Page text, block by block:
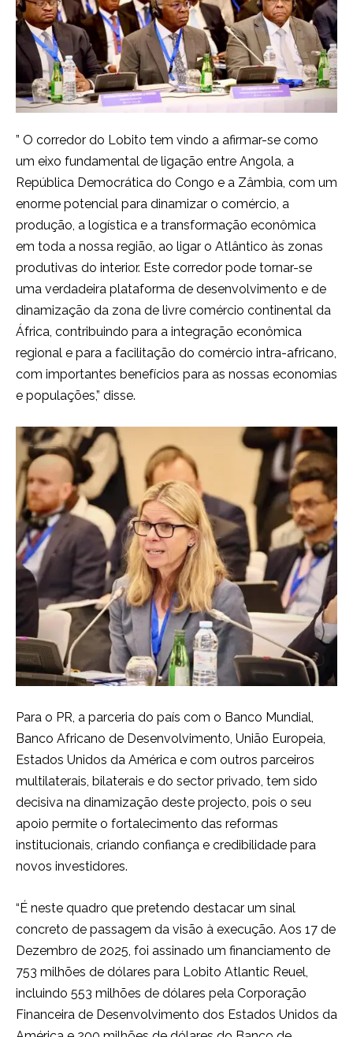
” O corredor do Lobito tem vindo a afirmar-se como
um eixo fundamental de ligação entre Angola, a
República Democrática do Congo e a Zâmbia, com um
enorme potencial para dinamizar o comércio, a
produção, a logística e a transformação econômica
em toda a nossa região, ao ligar o Atlântico às zonas
produtivas do interior. Este corredor pode tornar-se
uma verdadeira plataforma de desenvolvimento e de
dinamização da zona de livre comércio continental da
África, contribuindo para a integração econômica
regional e para a facilitação do comércio intra-africano,
com importantes benefícios para as nossas economias
e populações,” disse.
Para o PR, a parceria do país com o Banco Mundial,
Banco Africano de Desenvolvimento, União Europeia,
Estados Unidos da América e com outros parceiros
multilaterais, bilaterais e do sector privado, tem sido
decisiva na dinamização deste projecto, pois o seu
apoio permite o fortalecimento das reformas
institucionais, criando confiança e credibilidade para
novos investidores.
“É neste quadro que pretendo destacar um sinal
concreto de passagem da visão à execução. Aos 17 de
Dezembro de 2025, foi assinado um financiamento de
753 milhões de dólares para Lobito Atlantic Reuel,
incluindo 553 milhões de dólares pela Corporação
Financeira de Desenvolvimento dos Estados Unidos da